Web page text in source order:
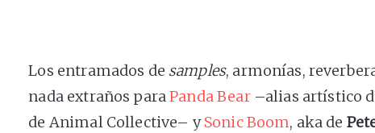
Los entramados de samples, armonías,
nada extraños paraPanda Bear–alias artístico
de Animal Collective– ySonic Boom, aka de